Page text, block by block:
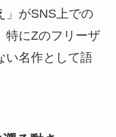
」がSNS上での
特にZのフリーザ
い名作として語